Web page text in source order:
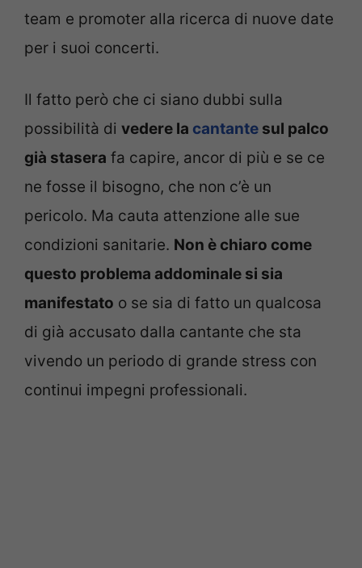
team e promoter alla ricerca di nuove date
per i suoi concerti.
Il fatto però che ci siano dubbi sulla
possibilità di vedere la cantante sul palco
già stasera fa capire, ancor di più e se ce
ne fosse il bisogno, che non c’è un
pericolo. Ma cauta attenzione alle sue
condizioni sanitarie. Non è chiaro come
questo problema addominale si sia
manifestato o se sia di fatto un qualcosa
di già accusato dalla cantante che sta
vivendo un periodo di grande stress con
continui impegni professionali.